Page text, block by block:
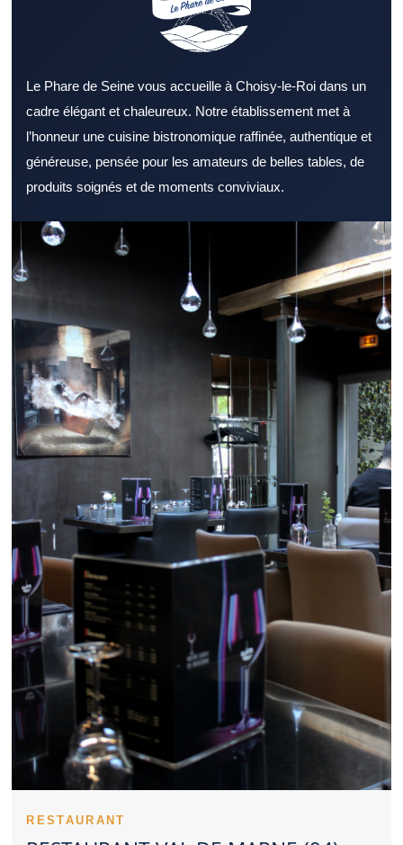
Le Phare de Seine vous accueille à Choisy-le-Roi dans un
cadre élégant et chaleureux. Notre établissement met à
l’honneur une cuisine bistronomique raffinée, authentique et
généreuse, pensée pour les amateurs de belles tables, de
produits soignés et de moments conviviaux.
Choisir un Restaurant Val de Marne adapté à ses envies
demande un minimum de repères. Un Restaurant Val de Marne
reste une solution appréciée pour partager un repas agréable. Le
décor d’un Restaurant Val de Marne reste un critère souvent
déterminant. Le menu d’un Restaurant Val de Marne gagne à
proposer des choix variés et équilibrés. La fraîcheur des produits
reste essentielle dans tout Restaurant Val de Marne sérieux. Un
bon accueil permet à un Restaurant Val de Marne de se
distinguer rapidement. Un Restaurant Val de Marne bien placé
facilite les sorties entre amis ou en famille. Pour la pause
méridienne, un Restaurant Val de Marne dynamique attire
naturellement. Un Restaurant Val de Marne accueillant est idéal
pour un dîner détendu. Le cadre professionnel peut très bien
s’accorder avec un Restaurant Val de Marne de qualité. Un
Restaurant Val de Marne compétitif séduit par la justesse de son
offre. Un Restaurant Val de Marne gagne en visibilité lorsqu’il
affirme sa signature culinaire. Un Restaurant Val de Marne
sérieux veille à maintenir le même niveau d’exigence. Les avis
clients aident souvent à mieux choisir un Restaurant Val de
Marne. Un Restaurant Val de Marne peut choisir une identité
gourmande authentique ou contemporaine. L’anticipation reste
une bonne habitude pour profiter d’un Restaurant Val de Marne
dans les meilleures conditions. Un Restaurant Val de Marne
approprié aux repas en famille crée une expérience plus simple.
Un Restaurant Val de Marne représente parfois un beau choix
pour un dîner en duo. La qualité perçue d’un Restaurant Val de
Marne passe aussi par l’apparence des recettes. La propreté
d’un Restaurant Val de Marne reste indissociable d’une
expérience réussie. Évaluer un Restaurant Val de Marne
suppose d’observer la cuisine, le service et le cadre.
Un Restaurant Val de Marne peut gagner une vraie notoriété
auprès des amateurs de cuisine. Le positionnement d’un
Restaurant Val de Marne se remarque très vite sur place. Le
professionnalisme des serveurs soutient la qualité d’un
dans les cuissons d’un Restaurant Val de Marne. Le début du
RESTAURANT